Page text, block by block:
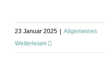
23 Januar 2025
Allgemeines
Weiterlesen